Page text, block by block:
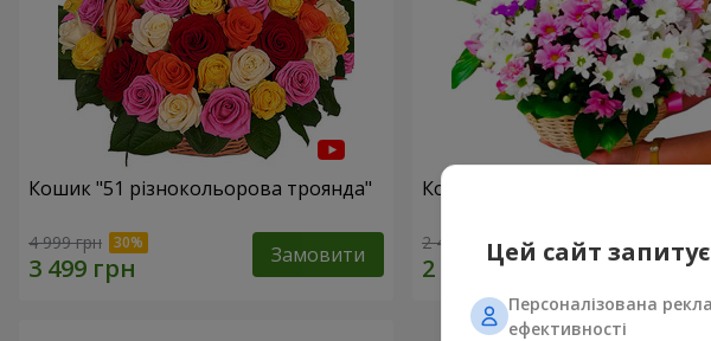
Кошик "51 різнокольорова троянда"
4 999 грн Замовити
Кошик хризантем "Яскрава
2 469 грнЦей сайт
Персоналізована
ефективності